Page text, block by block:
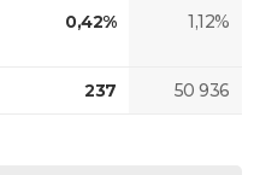
0,42% 1,12%
237 50 936